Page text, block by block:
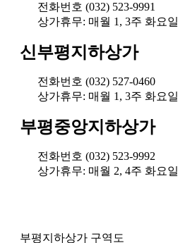
전화번호 (032) 523-9991
상가휴무: 매월 1, 3주 화요일
신부평지하상가
전화번호 (032) 527-0460
상가휴무: 매월 1, 3주 화요일
부평중앙지하상가
전화번호 (032) 523-9992
상가휴무: 매월 2, 4주 화요일
부평지하상가 구역도